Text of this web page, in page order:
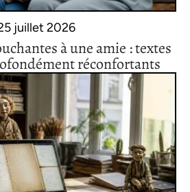
juillet 2026
à une amie : textes
réconfortants